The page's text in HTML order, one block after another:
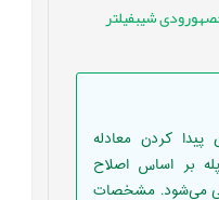
شيبفيلتر
کردن معادله
بر اساس اصلاح
می‌شود. مشخصات